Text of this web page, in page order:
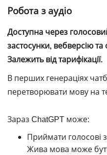
Робота з аудіо
Доступна через
застосунки, вебверсію та
Залежить від тарифікації.
В перших генераціях
перетворювати мову на
Зараз ChatGPT може:
Приймати голосові
Жива мова може